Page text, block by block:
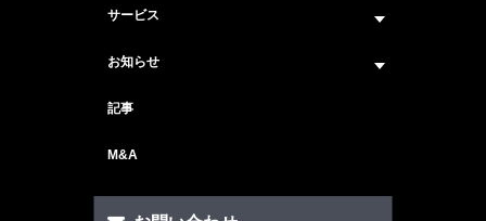
企業情報トップ
サービス
サービス紹介 トップ
セキュリティ顧問サービス
お知らせ
ニュース トップ
記事
M&A